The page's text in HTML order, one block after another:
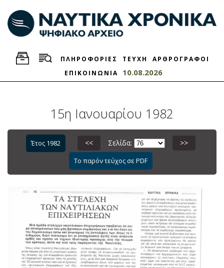
ΠΛΗΡΟΦΟΡΙΕΣ ΤΕΥΧΗ
ΑΡΘΡΟΓΡΑΦΟΙ
ΕΠΙΚΟΙΝΩΝΙΑ
10.08.2026
15η Ιανουαρίου 1982
Έτος 1982 << Σελίδα: >>
Το παρόν τεύχος σε PDF